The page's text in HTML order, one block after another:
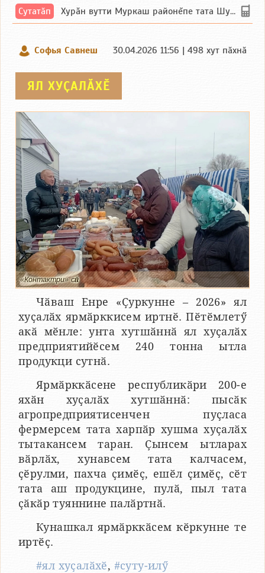
Сутатӑп Хурăн вутти Муркаш районĕпе тата Шупашкар районĕнчи Ишлей тăрăхĕпе сутатăп. Ха...
Софья Савнеш 30.04.2026 11:56 | 498 хут пӑхнӑ
ЯЛ ХУҪАЛӐХӖ
«Контактри» сӑн
Чӑваш Енре «Ҫуркунне – 2026» ял
хуҫалӑх ярмӑрккисем иртнӗ. Пӗтӗмлетӳ
акӑ мӗнле: унта хутшӑннӑ ял хуҫалӑх
предприятийӗсем 240 тонна ытла
продукци сутнӑ.
Ярмӑрккӑсене республикӑри 200-е
яхӑн хуҫалӑх хутшӑннӑ: пысӑк
агропредприятисенчен пуҫласа
фермерсем тата харпӑр хушма хуҫалӑх
тытакансем таран. Ҫынсем ытларах
вӑрлӑх, хунавсем тата калчасем,
ҫӗрулми, пахча ҫимӗҫ, ешӗл ҫимӗҫ, сӗт
тата аш продукцине, пулӑ, пыл тата
ҫӑкӑр туяннине палӑртнӑ.
Кунашкал ярмӑрккӑсем кӗркунне те
иртӗҫ.
#ял хуҫалӑхӗ, #суту-илӳ